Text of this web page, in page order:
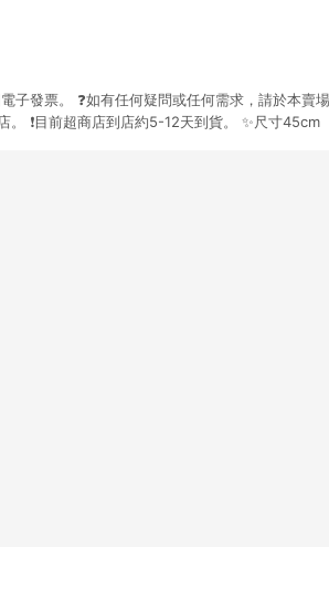
價位、贈品與台灣樂天市場銷售網頁不符，以銷售網頁
市場保有更改條款與法律追訴之權利，活動詳
發票。 ❓如有任何疑問或任何需求，請於本賣場
。 ❗目前超商店到店約5-12天到貨。 ✨尺寸45cm